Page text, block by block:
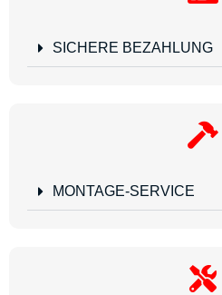
SICHERE BEZAHLUNG
MONTAGE-SERVICE